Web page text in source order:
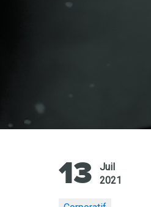
13
Juil
2021